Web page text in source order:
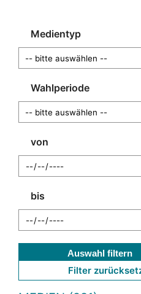
Medientyp
Wahlperiode
von
bis
Auswahl filtern
Filter